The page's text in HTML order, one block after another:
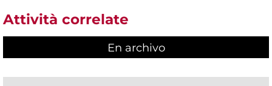
Attività correlate
En archivo